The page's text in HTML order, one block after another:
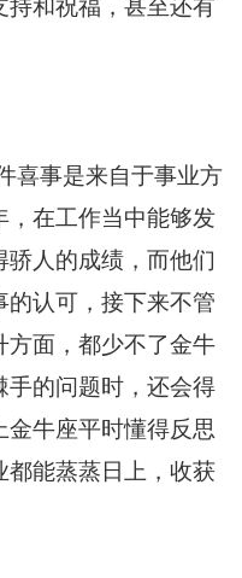
持和祝福，甚至还有
事是来自于事业方
，在工作当中能够发
人的成绩，而他们
的认可，接下来不管
方面，都少不了金牛
手的问题时，还会得
牛座平时懂得反思
都能蒸蒸日上，收获